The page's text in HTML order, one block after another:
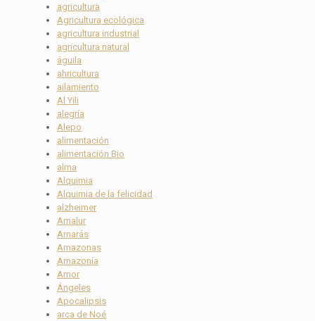
agricultura
Agricultura ecológica
agricultura industrial
agricultura natural
águila
ahricultura
ailamiento
Al Yili
alegría
Alepo
alimentación
alimentación Bio
alma
Alquimia
Alquimia de la felicidad
alzheimer
Amalur
Amarás
Amazonas
Amazonía
Amor
Ángeles
Apocalipsis
arca de Noé